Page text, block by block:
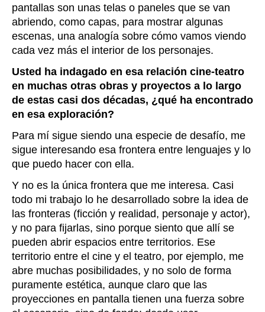
pantallas son unas telas o paneles que se van
abriendo, como capas, para mostrar algunas
escenas, una analogía sobre cómo vamos viendo
cada vez más el interior de los personajes.
Usted ha indagado en esa relación cine-teatro
en muchas otras obras y proyectos a lo largo
de estas casi dos décadas, ¿qué ha encontrado
en esa exploración?
Para mí sigue siendo una especie de desafío, me
sigue interesando esa frontera entre lenguajes y lo
que puedo hacer con ella.
Y no es la única frontera que me interesa. Casi
todo mi trabajo lo he desarrollado sobre la idea de
las fronteras (ficción y realidad, personaje y actor),
y no para fijarlas, sino porque siento que allí se
pueden abrir espacios entre territorios. Ese
territorio entre el cine y el teatro, por ejemplo, me
abre muchas posibilidades, y no solo de forma
puramente estética, aunque claro que las
proyecciones en pantalla tienen una fuerza sobre